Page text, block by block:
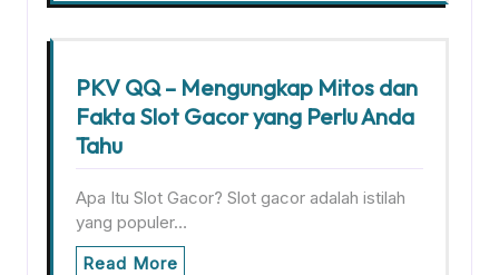
PKV QQ – Mengungkap Mitos dan
Fakta Slot Gacor yang Perlu Anda
Tahu
Apa Itu Slot Gacor? Slot gacor adalah istilah
yang populer…
Read More